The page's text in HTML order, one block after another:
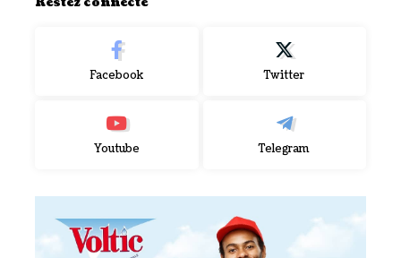
Facebook Twitter
Youtube Telegram